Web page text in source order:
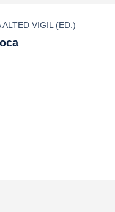
ALTED VIGIL (ED.)